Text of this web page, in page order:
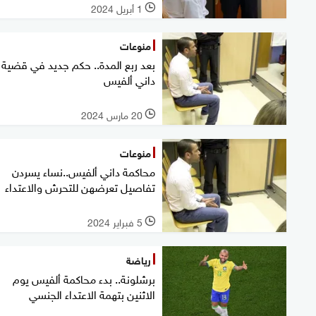
l 1 أبريل 2024
منوعات
بعد ربع المدة.. حكم جديد في قضية
داني ألفيس
l 20 مارس 2024
منوعات
محاكمة داني ألفيس..نساء يسردن
تفاصيل تعرضهن للتحرش والاعتداء
l 5 فبراير 2024
رياضة
برشلونة.. بدء محاكمة ألفيس يوم
الاثنين بتهمة الاعتداء الجنسي